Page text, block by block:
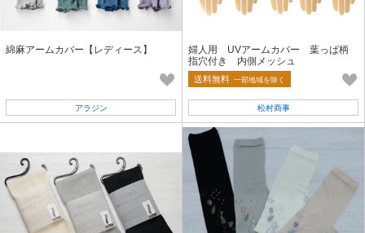
綿麻アームカバー【レディース】
アラジン
婦人用 UVアームカバー 葉っぱ柄
指穴付き 内側メッシュ
送料無料 一部地域を除く
松村商事